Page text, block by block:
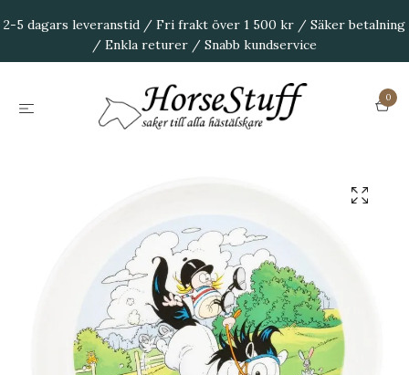
2-5 dagars leveranstid / Fri frakt över 1 500 kr / Säker betalning
/ Enkla returer / Snabb kundservice
0